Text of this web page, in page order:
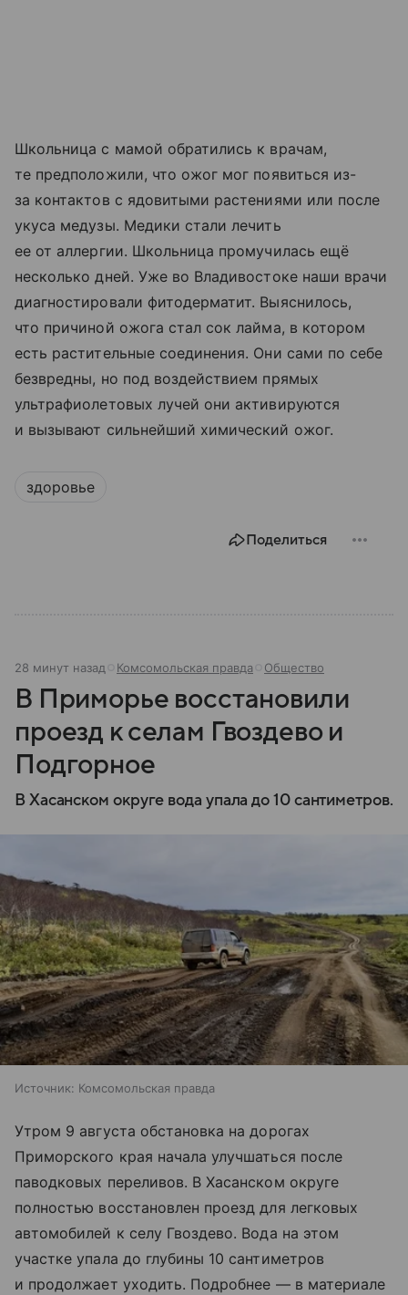
Школьница с мамой обратились к врачам,
те предположили, что ожог мог появиться из-
за контактов с ядовитыми растениями или после
укуса медузы. Медики стали лечить
ее от аллергии. Школьница промучилась ещё
несколько дней. Уже во Владивостоке наши врачи
диагностировали фитодерматит. Выяснилось,
что причиной ожога стал сок лайма, в котором
есть растительные соединения. Они сами по себе
безвредны, но под воздействием прямых
ультрафиолетовых лучей они активируются
и вызывают сильнейший химический ожог.
здоровье
Поделиться
28 минут назад Комсомольская правда Общество
В Приморье восстановили
проезд к селам Гвоздево и
Подгорное
В Хасанском округе вода упала до 10 сантиметров.
Источник: Комсомольская правда
Утром 9 августа обстановка на дорогах
Приморского края начала улучшаться после
паводковых переливов. В Хасанском округе
полностью восстановлен проезд для легковых
автомобилей к селу Гвоздево. Вода на этом
участке упала до глубины 10 сантиметров
и продолжает уходить. Подробнее — в материале